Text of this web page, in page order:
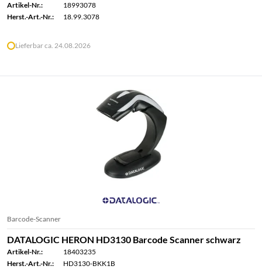
Artikel-Nr.:
18993078
Herst.-Art.-Nr.:
18.99.3078
Lieferbar ca. 24.08.2026
Barcode-Scanner
DATALOGIC HERON HD3130 Barcode Scanner schwarz
Artikel-Nr.:
18403235
Herst.-Art.-Nr.:
HD3130-BKK1B